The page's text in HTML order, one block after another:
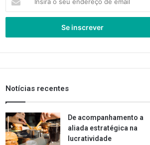
seu
de
Notícias recentes
De acompanhamento a
aliada estratégica na
lucratividade